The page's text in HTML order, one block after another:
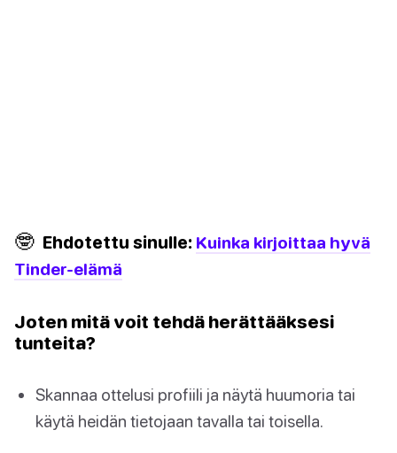
🤓 Ehdotettu sinulle: Kuinka kirjoittaa hyvä
Tinder-elämä
Joten mitä voit tehdä herättääksesi
tunteita?
Skannaa ottelusi profiili ja näytä huumoria tai
käytä heidän tietojaan tavalla tai toisella.